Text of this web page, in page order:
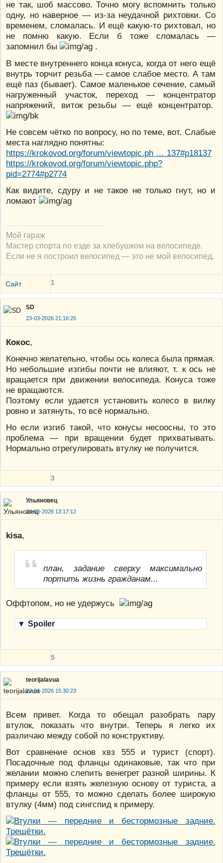
не так, шоб массово. Точно могу вспомнить только
одну, но наверное — из-за неудачной рихтовки. Со
временем, сломалась. И ещё какую-то рихтовал, но
не помню какую. Если б тоже сломалась —
запомнил бы
.
В месте внутреннего конца конуса, когда от него ещё
внутрь торчит резьба — самое слабое место. А там
ещё паз (бывает). Самое маленькое сечение, самый
нагруженный участок, переход — концентратор
напряжений, виток резьбы — ещё концентратор.
Не совсем чётко по вопросу, но по теме, вот. Слабые
места наглядно понятны:
https://krokovod.org/forum/viewtopic.ph … 137#p18137
https://krokovod.org/forum/viewtopic.php?
pid=2774#p2774
Как видите, сдуру и не такое не только гнут, но и
ломают
Мой гараж
Мастер спорта по езде за хлебушком на велосипеде.
Если не я построил велосипед — это не мой велосипед.
Сайт 1
SD
23-03-2026 21:16:25
Кокос,
Конечно желательно, чтобы ось колеса была прямая.
Но небольшие изгибы почти не влияют, т. к ось не
вращается при движении велосипеда. Конуса тоже
не вращаются.
Поэтому если удается установить колесо в вилку
ровно и затянуть, то всё нормально.
Но если изгиб такой, что конусы несоосны, то это
проблема — при вращении будет прихватывать.
Нормально отрегулировать втулку не получится.
3
Ульяновец
24-03-2026 13:17:12
kisa,
план, задание сверху максимально
портить жизнь гражданам...
Оффтопом, но не удержусь
▼ Spoiler
5
teorijalavua
23-04-2026 15:30:23
Всем привет. Когда то обещал разобрать пару
втулок, показать что внутри. Теперь я легко их
различаю между собой по конструктиву.
Вот сравнение основ хвз 555 и турист (спорт).
Посадочные под фланцы одинаковые, так что при
желании можно слепить венегрет разной ширины. К
примеру если взять железную основу от туриста, а
фланцы от 555, то можно сделать более широкую
втулку (4мм) под сингспид к примеру.